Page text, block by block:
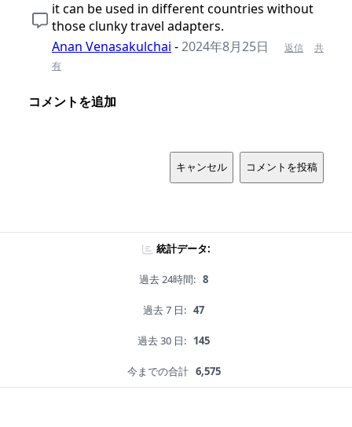
it can be used in different countries without
those clunky travel adapters.
Anan Venasakulchai -2024年8月25日 返信
共
有
コメントを追加
キャンセル コメントを投稿
統計データ:
過去 24時間: 8
過去 7 日: 47
過去 30 日: 145
今までの合計 6,575